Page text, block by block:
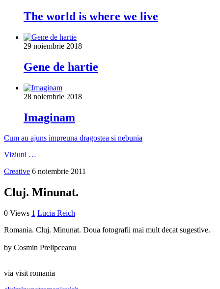
The world is where we live
29 noiembrie 2018
Gene de hartie
28 noiembrie 2018
Imaginam
Cum au ajuns impreuna dragostea si nebunia
Viziuni …
Creative 6 noiembrie 2011
Cluj. Minunat.
0 Views 1 Lucia Reich
Romania. Cluj. Minunat. Doua fotografii mai mult decat sugestive.
by Cosmin Prelipceanu
via visit romania